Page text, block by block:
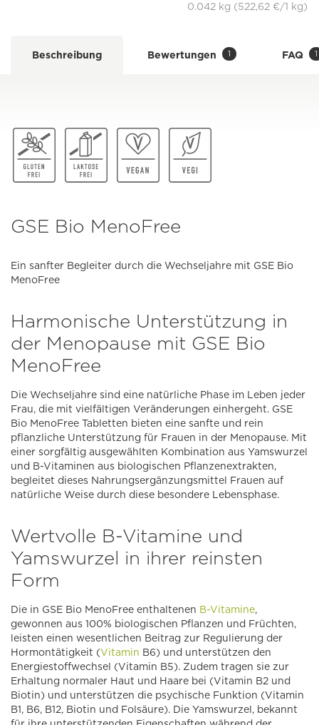
0.042 kg (522,62 €/1 kg)
Beschreibung Bewertungen 1 FAQ 1
GSE Bio MenoFree
Ein sanfter Begleiter durch die Wechseljahre mit GSE Bio
MenoFree
Harmonische Unterstützung in
der Menopause mit GSE Bio
MenoFree
Die Wechseljahre sind eine natürliche Phase im Leben jeder
Frau, die mit vielfältigen Veränderungen einhergeht. GSE
Bio MenoFree Tabletten bieten eine sanfte und rein
pflanzliche Unterstützung für Frauen in der Menopause. Mit
einer sorgfältig ausgewählten Kombination aus Yamswurzel
und B-Vitaminen aus biologischen Pflanzenextrakten,
begleitet dieses Nahrungsergänzungsmittel Frauen auf
natürliche Weise durch diese besondere Lebensphase.
Wertvolle B-Vitamine und
Yamswurzel in ihrer reinsten
Form
Die in GSE Bio MenoFree enthaltenen B-Vitamine,
gewonnen aus 100% biologischen Pflanzen und Früchten,
leisten einen wesentlichen Beitrag zur Regulierung der
Hormontätigkeit (Vitamin B6) und unterstützen den
Energiestoffwechsel (Vitamin B5). Zudem tragen sie zur
Erhaltung normaler Haut und Haare bei (Vitamin B2 und
Biotin) und unterstützen die psychische Funktion (Vitamin
B1, B6, B12, Biotin und Folsäure). Die Yamswurzel, bekannt